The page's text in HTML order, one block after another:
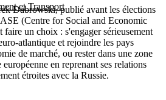
et Transport
Dabrowski, publié avant les élections
(Centre for Social and Economic
un choix : s'engager sérieusement
atlantique et rejoindre les pays
de marché, ou rester dans une zone
en reprenant ses relations
étroites avec la Russie.